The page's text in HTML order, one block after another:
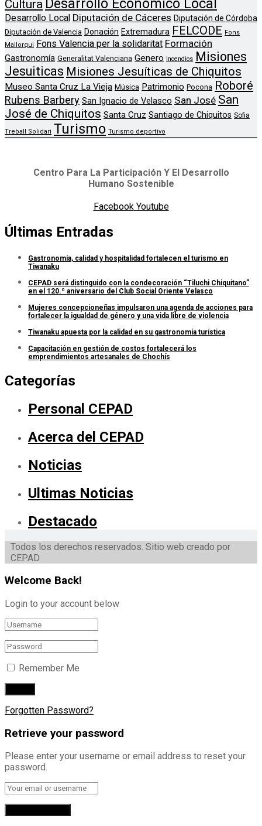
Cultura Desarrollo Económico Local
Desarrollo Local Diputación de Cáceres Diputación de Córdoba
Diputación de Valencia Donación Extremadura FELCODE Fons
Mallorqui
Fons Valencia per la solidaritat Formación
Gastronomía Generalitat Valenciana Genero Incendios
Misiones
Jesuiticas Misiones Jesuíticas de Chiquitos
Museo Santa Cruz La Vieja Música Patrimonio Pocona Roboré
Rubens Barbery San Ignacio de Velasco San José San
José de Chiquitos Santa Cruz Santiago de Chiquitos Sofia
Treball Solidari Turismo Turismo deportivo
Centro Para La Participación Y El Desarrollo
Humano Sostenible
Facebook Youtube
Últimas Entradas
Gastronomía, calidad y hospitalidad fortalecen el turismo en
Tiwanaku
CEPAD será distinguido con la condecoración “Tiluchi Chiquitano”
en el 120.º aniversario del Club Social Oriente Velasco
Mujeres concepcioneñas impulsaron una agenda de acciones para
fortalecer la igualdad de género y una vida libre de violencia
Tiwanaku apuesta por la calidad en su gastronomía turística
Capacitación en gestión de costos fortalecerá los
emprendimientos artesanales de Chochís
Categorías
Personal CEPAD
Acerca del CEPAD
Noticias
Ultimas Noticias
Destacado
Todos los derechos reservados. Sitio web creado por
CEPAD
Welcome Back!
Login to your account below
Remember Me
Forgotten Password?
Retrieve your password
Please enter your username or email address to reset your
password.